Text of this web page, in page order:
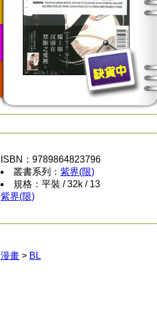
ISBN：9789864823796
叢書系列： 紫界(限)
規格：平裝 / 32k / 13
紫界(限)
漫畫 > BL